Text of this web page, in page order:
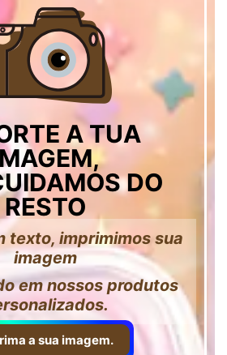
A TUA
DO
RESTO
texto, imprimimos sua
imagem
em nossos produtos
a sua imagem.